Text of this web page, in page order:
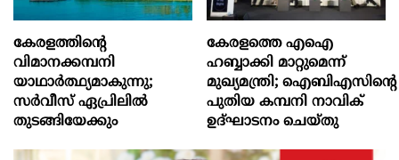
കേരളത്തിന്റെ
വിമാനക്കമ്പനി
യാഥാര്‍ത്ഥ്യമാകുന്നു;
സര്‍വീസ് ഏപ്രിലില്‍
തുടങ്ങിയേക്കും
കേരളത്തെ എഐ
ഹബ്ബാക്കി മാറ്റുമെന്ന്
മുഖ്യമന്ത്രി; ഐബിഎസിന്റെ
പുതിയ കമ്പനി നാവിക്
ഉദ്ഘാടനം ചെയ്തു